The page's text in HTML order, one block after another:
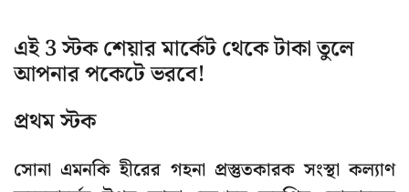
এই 3 স্টক শেয়ার মার্কেট থেকে টাকা তুলে
আপনার পকেটে ভরবে!
প্রথম স্টক
সোনা এমনকি হীরের গহনা প্রস্তুতকারক সংস্থা কল্যাণ